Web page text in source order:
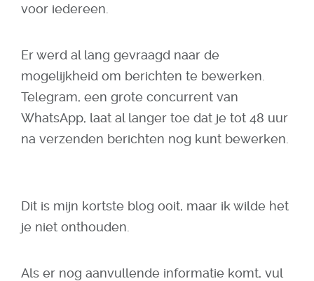
voor iedereen.
Er werd al lang gevraagd naar de
mogelijkheid om berichten te bewerken.
Telegram, een grote concurrent van
WhatsApp, laat al langer toe dat je tot 48 uur
na verzenden berichten nog kunt bewerken.
Dit is mijn kortste blog ooit, maar ik wilde het
je niet onthouden.
Als er nog aanvullende informatie komt, vul